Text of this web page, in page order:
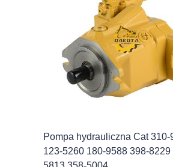
Pompa hydrauliczna Cat 310-
123-5260 180-9588 398-8229